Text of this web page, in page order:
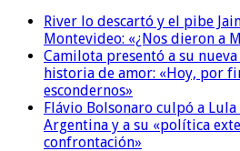
River lo descartó y el pibe
Montevideo: «¿Nos dieron a
Camilota presentó a su
historia de amor: «Hoy, por
escondernos»
Flávio Bolsonaro culpó a
Argentina y a su «política
confrontación»